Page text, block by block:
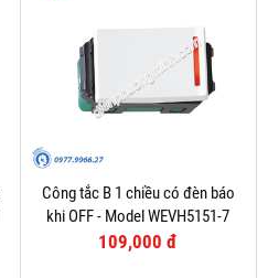
Công tắc B 1 chiều có đèn báo
khi OFF - Model WEVH5151-7
109,000 đ